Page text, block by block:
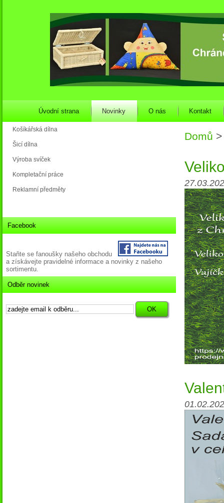
Úvodní strana Novinky O nás Kontakt
Košíkářská dílna
Šicí dílna
Výroba svíček
Kompletační práce
Reklamní předměty
Facebook
Staňte se fanoušky našeho obchodu
a získávejte pravidelné informace a novinky z našeho
sortimentu.
Odběr novinek
Domů